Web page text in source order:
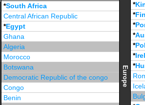
Brunei Darussalam
*South Africa
Central African Republic
*Egypt
Ghana
Algeria
Morocco
Botswana
Democratic Republic of the congo
Congo
Benin
Europe
*
*
*
*
*
*
*